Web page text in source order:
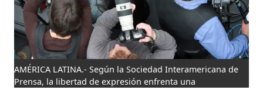
AMÉRICA LATINA.- Según la Sociedad Interamericana de
Prensa, la libertad de expresión enfrenta una